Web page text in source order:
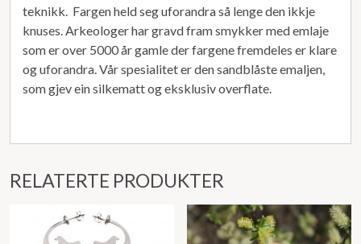
teknikk. Fargen held seg uforandra så lenge den ikkje
knuses. Arkeologer har gravd fram smykker med emlaje
som er over 5000 år gamle der fargene fremdeles er klare
og uforandra. Vår spesialitet er den sandblåste emaljen,
som gjev ein silkematt og eksklusiv overflate.
RELATERTE PRODUKTER